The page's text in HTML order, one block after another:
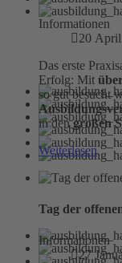
Informationen
20
Das erste
Erfolg: Mit
so gut besucht
in dengroßen
Weiterlesen
Tag der
Informationen
27